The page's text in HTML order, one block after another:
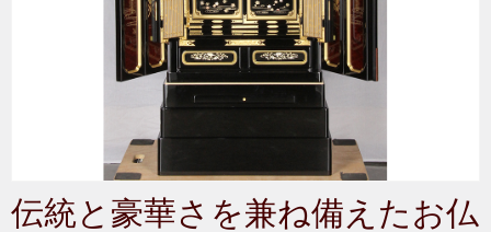
伝統と豪華さを兼ね備えたお仏